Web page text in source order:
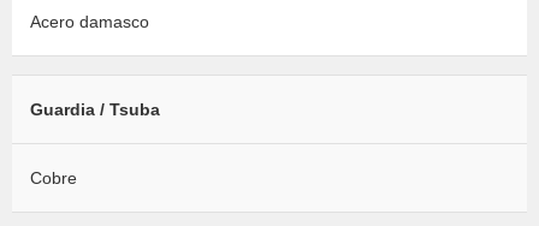
Acero damasco
Guardia / Tsuba
Cobre